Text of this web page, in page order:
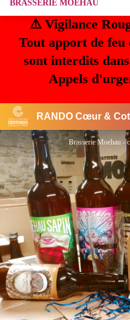
⚠️ Vigilance
Tout apport de feu
sont interdits
Appels
RANDO Cœur &
BRASSERIE MOEHAU
Brasserie Moehau -